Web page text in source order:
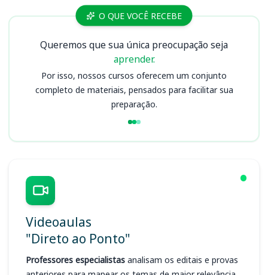
Cursos O QUE VOCÊ RECEBE
Queremos que sua única preocupação seja
aprender.
Por isso, nossos cursos oferecem um conjunto
completo de materiais, pensados para facilitar sua
preparação.
Videoaulas
"Direto ao Ponto"
Professores especialistas analisam os editais e provas